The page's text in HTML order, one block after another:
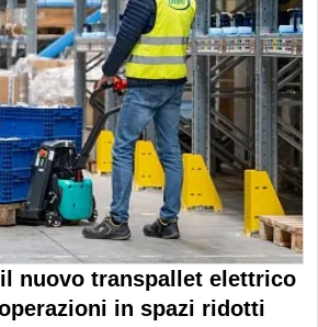
nuovo transpallet elettrico
in spazi ridotti